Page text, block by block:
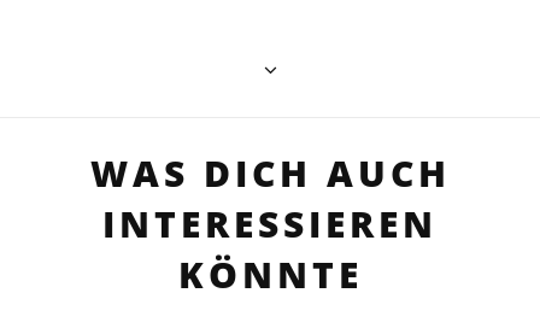
WAS DICH AUCH
INTERESSIEREN
KÖNNTE